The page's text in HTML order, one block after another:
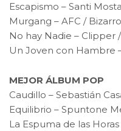
Escapismo – Santi
Murgang – AFC / Bizarro
No hay Nadie –
Un Joven con Hambre
MEJOR ÁLBUM POP
Caudillo – Sebastián
Equilibrio – Spuntone
La Espuma de las